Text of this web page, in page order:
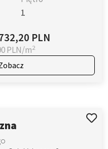
1
PLN
PLN/m2